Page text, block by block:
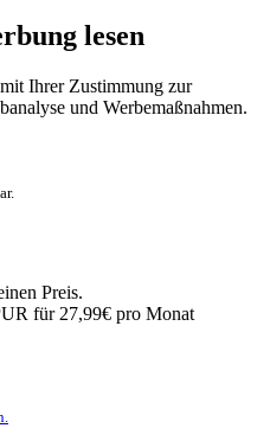
lesen
Ihrer Zustimmung zur
und Werbemaßnahmen.
Preis.
für 27,99€ pro Monat